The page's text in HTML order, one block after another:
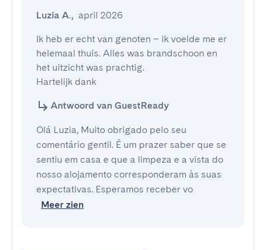
Luzia A., april 2026
Ik heb er echt van genoten – ik voelde me er
helemaal thuis. Alles was brandschoon en
het uitzicht was prachtig.
Hartelijk dank
Antwoord van GuestReady
Olá Luzia, Muito obrigado pelo seu
comentário gentil. É um prazer saber que se
sentiu em casa e que a limpeza e a vista do
nosso alojamento corresponderam às suas
expectativas. Esperamos receber vo
Meer zien